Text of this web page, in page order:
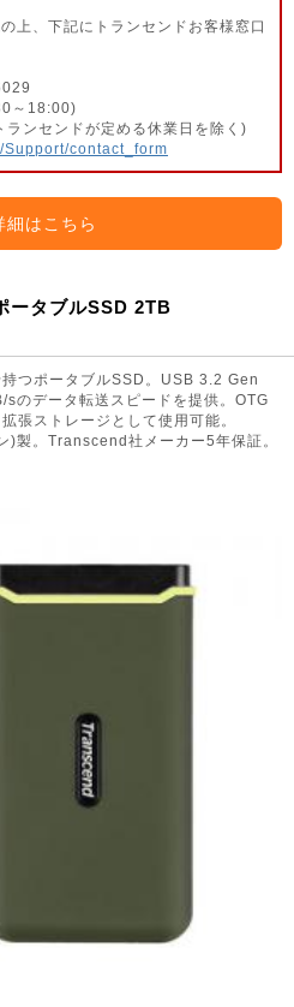
上、下記にトランセンドお客様窓口
～18:00)
ンセンドが定める休業日を除く)
contact_form
細はこちら
タブルSSD 2TB
つポータブルSSD。USB 3.2 Gen
のデータ転送スピードを提供。OTG
張ストレージとして使用可能。
製。Transcend社メーカー5年保証。